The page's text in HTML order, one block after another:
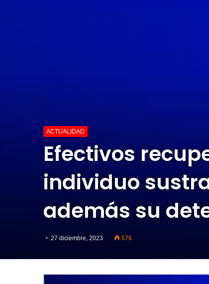
ACTUALIDAD
Efectivos
individuo
además su
27 diciembre, 2023 576